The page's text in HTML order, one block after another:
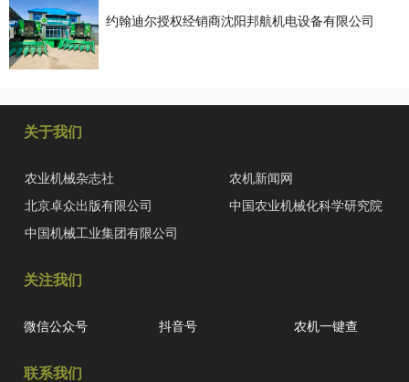
约翰迪尔授权经销商沈阳邦航机电设备有限公司
关于我们
农业机械杂志社
农机新闻网
北京卓众出版有限公司
中国农业机械化科学研究院
中国机械工业集团有限公司
关注我们
微信公众号 抖音号 农机一键查
联系我们